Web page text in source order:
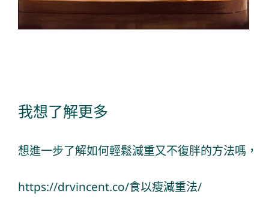
我想了解更多
想進一步了解如何輕鬆減重又不復胖的方法嗎
https://drvincent.co/食以瘦減重法/